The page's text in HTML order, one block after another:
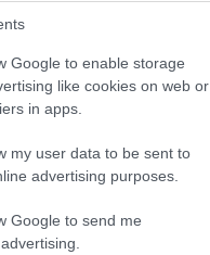
Google to enable storage
like cookies on web or
in apps.
my user data to be sent to
advertising purposes.
Google to send me